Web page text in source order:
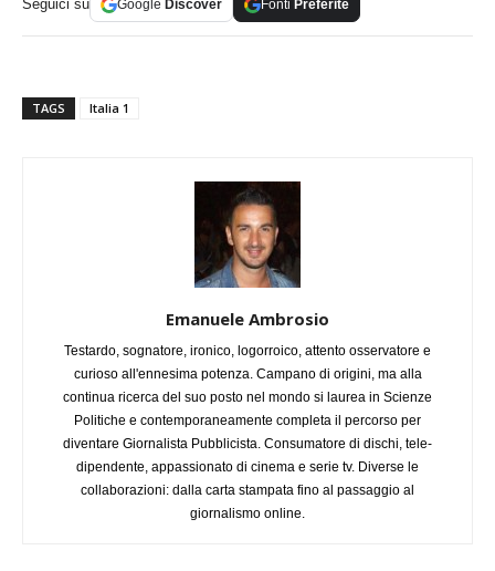
Seguici su Google Discover Fonti Preferite
TAGS Italia 1
Emanuele Ambrosio
Testardo, sognatore, ironico, logorroico, attento osservatore e
curioso all'ennesima potenza. Campano di origini, ma alla
continua ricerca del suo posto nel mondo si laurea in Scienze
Politiche e contemporaneamente completa il percorso per
diventare Giornalista Pubblicista. Consumatore di dischi, tele-
dipendente, appassionato di cinema e serie tv. Diverse le
collaborazioni: dalla carta stampata fino al passaggio al
giornalismo online.